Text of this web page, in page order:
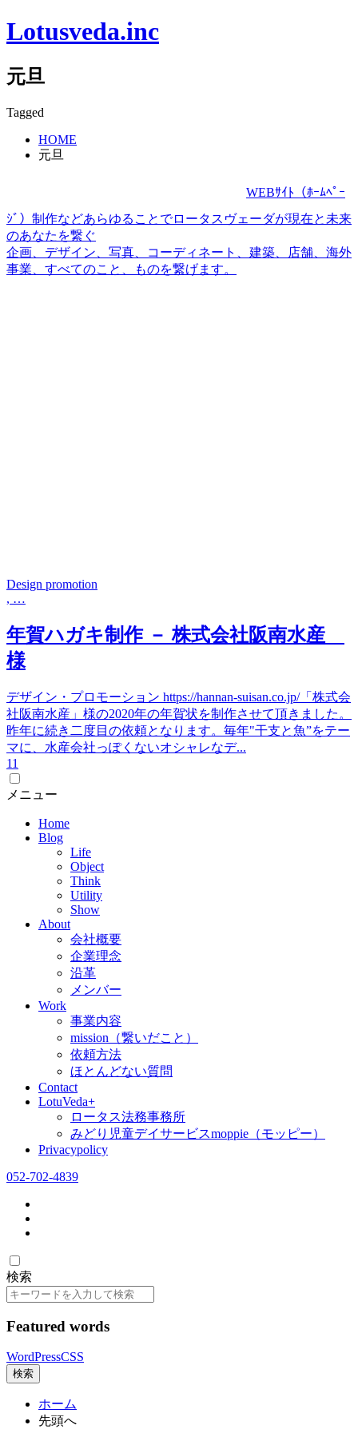
Lotusveda.inc
元旦
Tagged
HOME
元旦
WEBｻｲﾄ（ﾎｰﾑﾍﾟｰ
ｼﾞ）制作などあらゆることでロータスヴェーダが現在と未来
のあなたを繋ぐ
企画、デザイン、写真、コーディネート、建築、店舗、海外
事業、すべてのこと、ものを繋げます。
Design promotion
, …
年賀ハガキ制作 － 株式会社阪南水産
様
デザイン・プロモーション https://hannan-suisan.co.jp/「株式会
社阪南水産」様の2020年の年賀状を制作させて頂きました。
昨年に続き二度目の依頼となります。毎年"干支と魚”をテー
マに、水産会社っぽくないオシャレなデ...
11
メニュー
Home
Blog
Life
Object
Think
Utility
Show
About
会社概要
企業理念
沿革
メンバー
Work
事業内容
mission（繋いだこと）
依頼方法
ほとんどない質問
Contact
LotuVeda+
ロータス法務事務所
みどり児童デイサービスmoppie（モッピー）
Privacypolicy
052-702-4839
検索
検
Featured words
WordPressCSS
検索
ホーム
先頭へ